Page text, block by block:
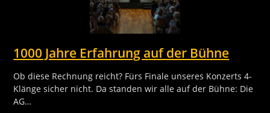
1000 Jahre Erfahrung auf der Bühne
Ob diese Rechnung reicht? Fürs Finale unseres Konzerts 4-
Klänge sicher nicht. Da standen wir alle auf der Bühne: Die
AG…